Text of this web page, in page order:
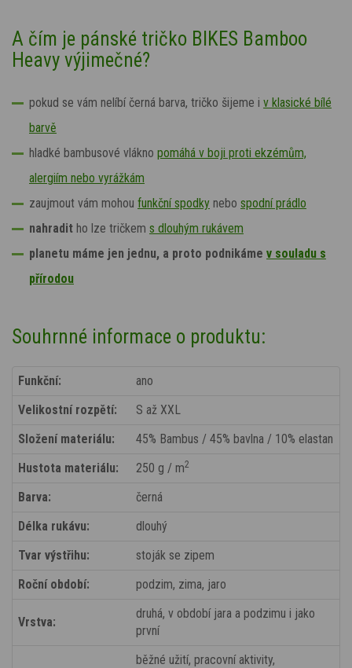
A čím je pánské tričko BIKES Bamboo
Heavy výjimečné?
pokud se vám nelíbí černá barva, tričko šijeme i v klasické bílé
barvě
hladké bambusové vlákno pomáhá v boji proti ekzémům,
alergiím nebo vyrážkám
zaujmout vám mohou funkční spodky nebo spodní prádlo
nahradit ho lze tričkem s dlouhým rukávem
planetu máme jen jednu, a proto podnikáme v souladu s
přírodou
Souhrnné informace o produktu:
Funkční:
ano
Velikostní rozpětí:
S až XXL
Složení materiálu:
45% Bambus / 45% bavlna / 10% elastan
Hustota materiálu:
250 g / m2
Barva:
černá
Délka rukávu:
dlouhý
Tvar výstřihu:
stoják se zipem
Roční období:
podzim, zima, jaro
Vrstva:
druhá, v období jara a podzimu i jako
první
běžné užití, pracovní aktivity,